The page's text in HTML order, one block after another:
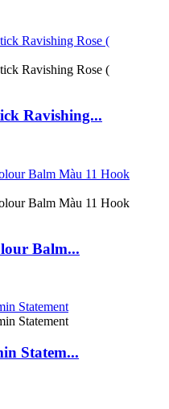
Ravishing...
Balm...
Statem...